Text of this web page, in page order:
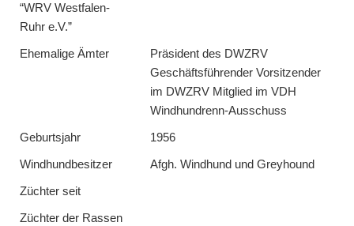
“WRV Westfalen-
Ruhr e.V.”
Ehemalige Ämter
Präsident des DWZRV
Geschäftsführender Vorsitzender
im DWZRV Mitglied im VDH
Windhundrenn-Ausschuss
Geburtsjahr
1956
Windhundbesitzer
Afgh. Windhund und Greyhound
Züchter seit
Züchter der Rassen